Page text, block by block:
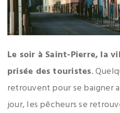
Le soir à Saint-Pierre, la
prisée des touristes.
retrouvent pour se baigner
jour, les pêcheurs se